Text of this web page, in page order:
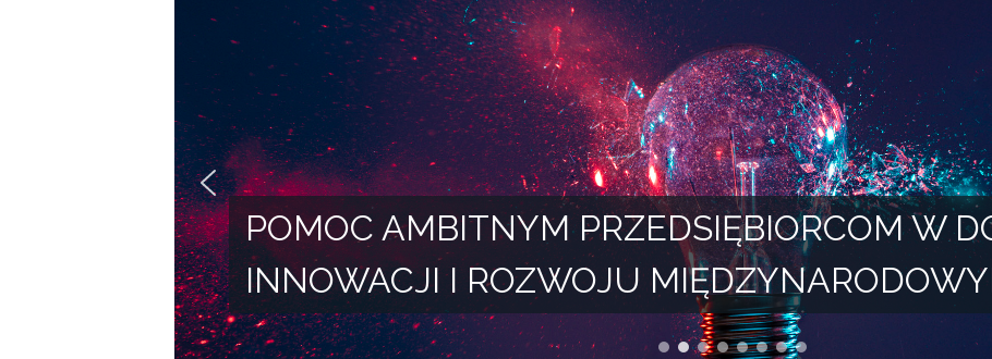
POMOC AMBITNYM PRZEDSIĘBIORCOM W
INNOWACJI I ROZWOJU